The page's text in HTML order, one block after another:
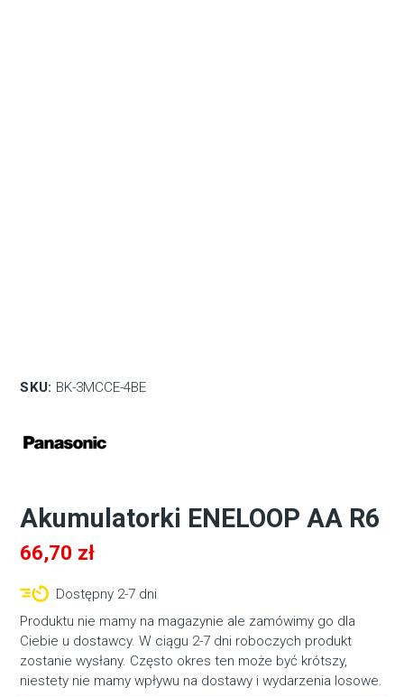
SKU: BK-3MCCE-4BE
Akumulatorki ENELOOP AA R6
66,70 zł
Dostępny 2-7 dni
Produktu nie mamy na magazynie ale zamówimy go dla
Ciebie u dostawcy. W ciągu 2-7 dni roboczych produkt
zostanie wysłany. Często okres ten może być krótszy,
niestety nie mamy wpływu na dostawy i wydarzenia losowe.